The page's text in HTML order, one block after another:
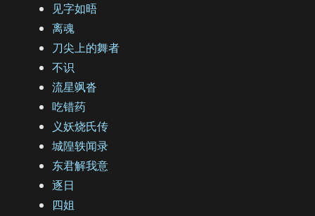
见字如晤
离魂
刀尖上的舞者
不识
流星飒沓
吃错药
义妖烧氏传
城隍轶闻录
东君解我意
逐日
四姐